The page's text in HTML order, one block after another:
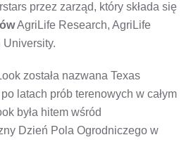
przez zarząd, który składa się
AgriLife Research, AgriLife
University.
została nazwana Texas
latach prób terenowych w całym
była hitem wśród
Dzień Pola Ogrodniczego w